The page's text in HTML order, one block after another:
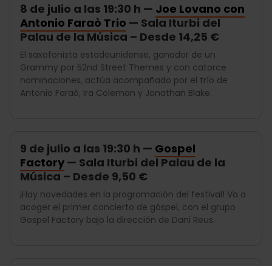
8 de julio a las 19:30 h — Joe Lovano con
Antonio Faraò Trio — Sala Iturbi del
Palau de la Música – Desde 14,25 €
El saxofonista estadounidense, ganador de un
Grammy por 52nd Street Themes y con catorce
nominaciones, actúa acompañado por el trío de
Antonio Faraò, Ira Coleman y Jonathan Blake.
9 de julio a las 19:30 h — Gospel
Factory — Sala Iturbi del Palau de la
Música – Desde 9,50 €
¡Hay novedades en la programación del festival! Va a
acoger el primer concierto de góspel, con el grupo
Gospel Factory bajo la dirección de Dani Reus.